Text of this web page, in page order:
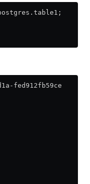
. table1 ;
fed912fb59ce